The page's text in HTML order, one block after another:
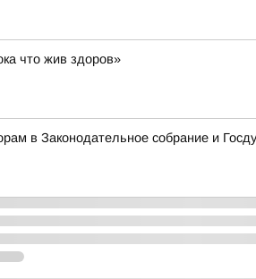
что жив здоров»
в Законодательное собрание и